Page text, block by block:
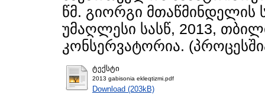
წმ. გიორგი
უმაღლესი სასწ, 2013,
კონსერვატორია.
ტექსტი
2013 gabisonia ekleqtizmi.pdf
Download (203kB)